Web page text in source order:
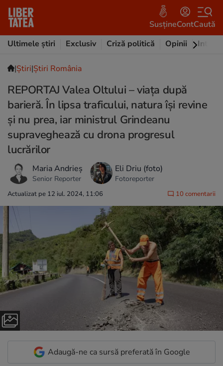
SusțineContCaută
Ultimele știri
Exclusiv Criză politică Opinii
|Ştiri|Știri România
REPORTAJ Valea Oltului – viața după
barieră. În lipsa traficului, natura își revine
și nu prea, iar ministrul Grindeanu
supraveghează cu drona progresul
lucrărilor
Maria Andrieș
Senior Reporter
Eli Driu (foto)
Fotoreporter
Actualizat pe 12 iul. 2024, 11:06 10 comentarii
Adaugă-ne ca sursă preferată în Google